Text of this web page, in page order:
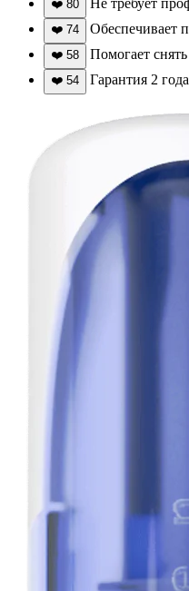
❤️ 80 Не требует
❤️ 74 Обеспечивает
❤️ 58 Помогает
❤️ 54 Гарантия 2 года